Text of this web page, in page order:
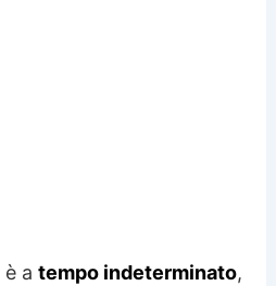
è atempo indeterminato,